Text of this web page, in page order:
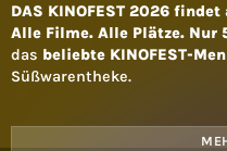
DAS KINOFEST 2026
Alle Filme. Alle Plätze. Nur
das beliebte KINOFEST-
Süßwarentheke.